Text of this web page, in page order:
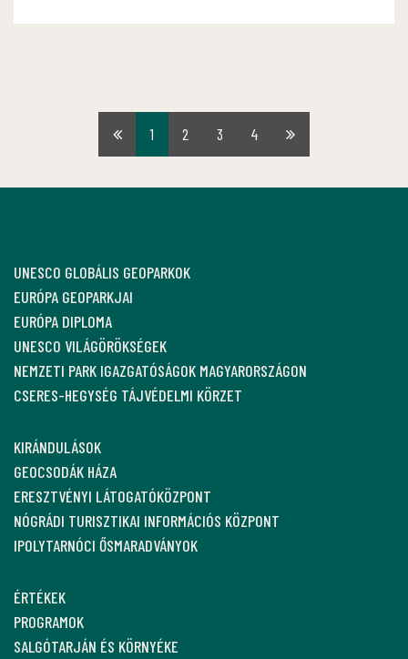
Első1 2 3 4
Utolsó
UNESCO GLOBÁLIS GEOPARKOK
EURÓPA GEOPARKJAI
EURÓPA DIPLOMA
UNESCO VILÁGÖRÖKSÉGEK
NEMZETI PARK IGAZGATÓSÁGOK MAGYARORSZÁGON
CSERES-HEGYSÉG TÁJVÉDELMI KÖRZET
KIRÁNDULÁSOK
GEOCSODÁK HÁZA
ERESZTVÉNYI LÁTOGATÓKÖZPONT
NÓGRÁDI TURISZTIKAI INFORMÁCIÓS KÖZPONT
IPOLYTARNÓCI ŐSMARADVÁNYOK
ÉRTÉKEK
PROGRAMOK
SALGÓTARJÁN ÉS KÖRNYÉKE